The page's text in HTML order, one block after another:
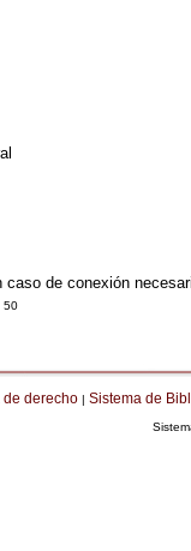
de conexión
50
de derecho | Sistema de